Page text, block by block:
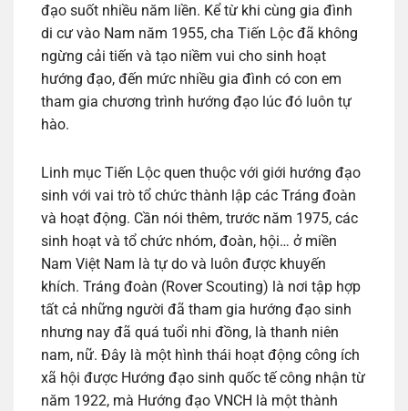
đạo suốt nhiều năm liền. Kể từ khi cùng gia đình
di cư vào Nam năm 1955, cha Tiến Lộc đã không
ngừng cải tiến và tạo niềm vui cho sinh hoạt
hướng đạo, đến mức nhiều gia đình có con em
tham gia chương trình hướng đạo lúc đó luôn tự
hào.
Linh mục Tiến Lộc quen thuộc với giới hướng đạo
sinh với vai trò tổ chức thành lập các Tráng đoàn
và hoạt động. Cần nói thêm, trước năm 1975, các
sinh hoạt và tổ chức nhóm, đoàn, hội… ở miền
Nam Việt Nam là tự do và luôn được khuyến
khích. Tráng đoàn (Rover Scouting) là nơi tập hợp
tất cả những người đã tham gia hướng đạo sinh
nhưng nay đã quá tuổi nhi đồng, là thanh niên
nam, nữ. Đây là một hình thái hoạt động công ích
xã hội được Hướng đạo sinh quốc tế công nhận từ
năm 1922, mà Hướng đạo VNCH là một thành